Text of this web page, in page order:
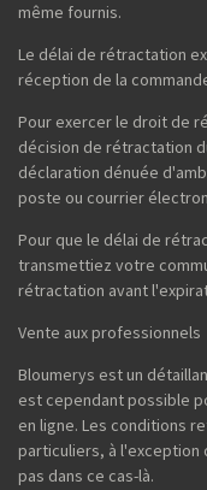
même fournis.
Le délai de rétractation
réception de la
Pour exercer le droit de
décision de rétractation
déclaration dénuée
poste ou courrier
Pour que le délai de
transmettiez votre
rétractation avant
Vente aux professionnels
Bloumerys est un
est cependant possible
en ligne. Les conditions
particuliers, à l'exception
pas dans ce cas-là.